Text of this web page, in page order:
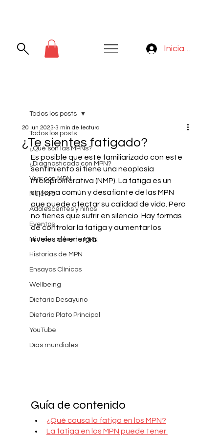
Iniciar sesión
Todos los posts
¿Qué son las MPNs?
¿Diagnosticado con MPN?
Vivir con MPN
Mujeres
Adolescentes y niños
Eventos
Notícias sobre la MPN
Historias de MPN
Ensayos Clínicos
Wellbeing
Dietario Desayuno
Dietario Plato Principal
YouTube
Días mundiales
Todos los posts
¿Te sientes fatigado?
20 jun 2023 3 min de lectura
Es posible que esté familiarizado con este
sentimiento si tiene una neoplasia
mieloproliferativa (NMP). La fatiga es un
síntoma común y desafiante de las MPN
que puede afectar su calidad de vida. Pero
no tienes que sufrir en silencio. Hay formas
de controlar la fatiga y aumentar los
niveles de energía.
Guía de contenido
¿Qué causa la fatiga en los MPN?
La fatiga en los MPN puede tener